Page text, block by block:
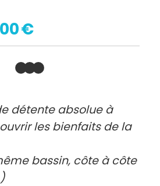
€
détente absolue à
les bienfaits de la
bassin, côte à côte